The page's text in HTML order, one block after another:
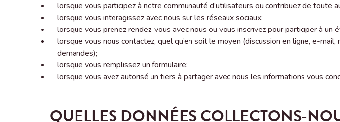
lorsque vous participez à notre communauté d’utilisateurs ou contribuez de
lorsque vous interagissez avec nous sur les réseaux sociaux;
lorsque vous prenez rendez-vous avec nous ou vous inscrivez pour participer à un
lorsque vous nous contactez, quel qu’en soit le moyen (discussion en ligne, e-
demandes);
lorsque vous remplissez un formulaire;
lorsque vous avez autorisé un tiers à partager avec nous les informations vous
QUELLES DONNÉES COLLECTONS-